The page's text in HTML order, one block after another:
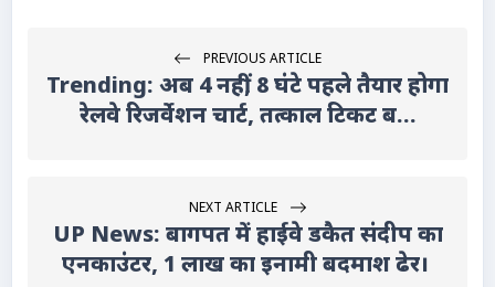
PREVIOUS ARTICLE
Trending: अब 4 नहीं, 8 घंटे पहले तैयार होगा
रेलवे रिजर्वेशन चार्ट, तत्काल टिकट ब...
NEXT ARTICLE
UP News: बागपत में हाईवे डकैत संदीप का
एनकाउंटर, 1 लाख का इनामी बदमाश ढेर।